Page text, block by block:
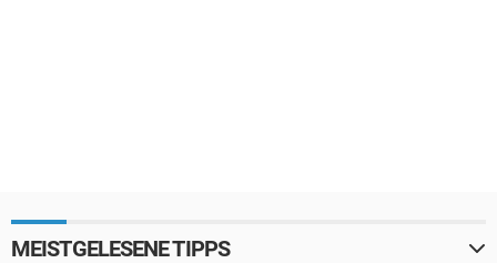
MEISTGELESENE TIPPS